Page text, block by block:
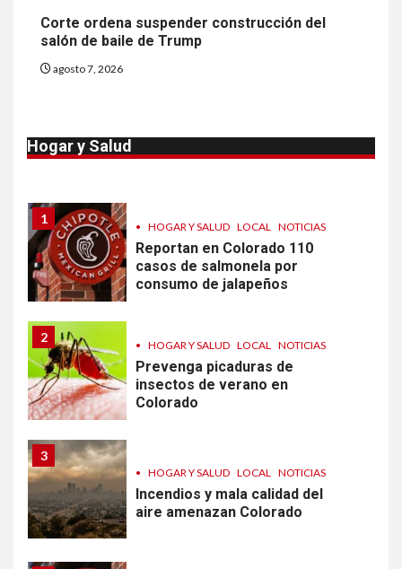
Corte ordena suspender construcción del
salón de baile de Trump
agosto 7, 2026
Hogar y Salud
Más casos de sarampión en
EEUU este año que en 2025
por parásito que causa
1
• HOGAR Y SALUD LOCAL NOTICIAS
Reportan en Colorado 110
casos de salmonela por
consumo de jalapeños
2
• HOGAR Y SALUD LOCAL NOTICIAS
Prevenga picaduras de
insectos de verano en
Colorado
3
• HOGAR Y SALUD LOCAL NOTICIAS
Incendios y mala calidad del
aire amenazan Colorado